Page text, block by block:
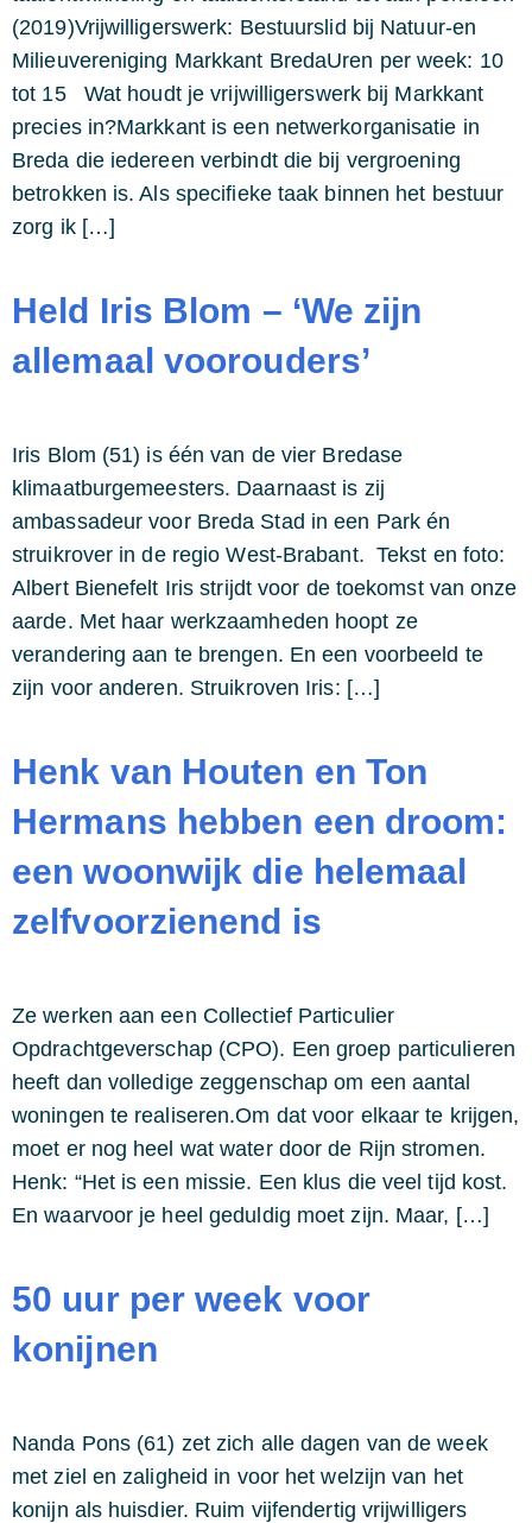
(2019)Vrijwilligerswerk: Bestuurslid bij Natuur-en
Milieuvereniging Markkant BredaUren per week: 10
tot 15 Wat houdt je vrijwilligerswerk bij Markkant
precies in?Markkant is een netwerkorganisatie in
Breda die iedereen verbindt die bij vergroening
betrokken is. Als specifieke taak binnen het bestuur
zorg ik […]
Held Iris Blom – ‘We zijn
allemaal voorouders’
Iris Blom (51) is één van de vier Bredase
klimaatburgemeesters. Daarnaast is zij
ambassadeur voor Breda Stad in een Park én
struikrover in de regio West-Brabant. Tekst en foto:
Albert Bienefelt Iris strijdt voor de toekomst van onze
aarde. Met haar werkzaamheden hoopt ze
verandering aan te brengen. En een voorbeeld te
zijn voor anderen. Struikroven Iris: […]
Henk van Houten en Ton
Hermans hebben een droom:
een woonwijk die helemaal
zelfvoorzienend is
Ze werken aan een Collectief Particulier
Opdrachtgeverschap (CPO). Een groep particulieren
heeft dan volledige zeggenschap om een aantal
woningen te realiseren.Om dat voor elkaar te krijgen,
moet er nog heel wat water door de Rijn stromen.
Henk: “Het is een missie. Een klus die veel tijd kost.
En waarvoor je heel geduldig moet zijn. Maar, […]
50 uur per week voor
konijnen
Nanda Pons (61) zet zich alle dagen van de week
met ziel en zaligheid in voor het welzijn van het
konijn als huisdier. Ruim vijfendertig vrijwilligers